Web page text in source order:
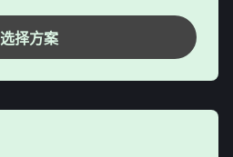
选择方案